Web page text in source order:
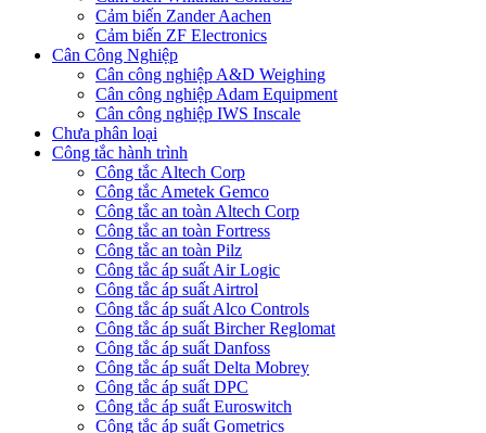
Cảm biến Zander Aachen
Cảm biến ZF Electronics
Cân Công Nghiệp
Cân công nghiệp A&D Weighing
Cân công nghiệp Adam Equipment
Cân công nghiệp IWS Inscale
Chưa phân loại
Công tắc hành trình
Công tắc Altech Corp
Công tắc Ametek Gemco
Công tắc an toàn Altech Corp
Công tắc an toàn Fortress
Công tắc an toàn Pilz
Công tắc áp suất Air Logic
Công tắc áp suất Airtrol
Công tắc áp suất Alco Controls
Công tắc áp suất Bircher Reglomat
Công tắc áp suất Danfoss
Công tắc áp suất Delta Mobrey
Công tắc áp suất DPC
Công tắc áp suất Euroswitch
Công tắc áp suất Gometrics